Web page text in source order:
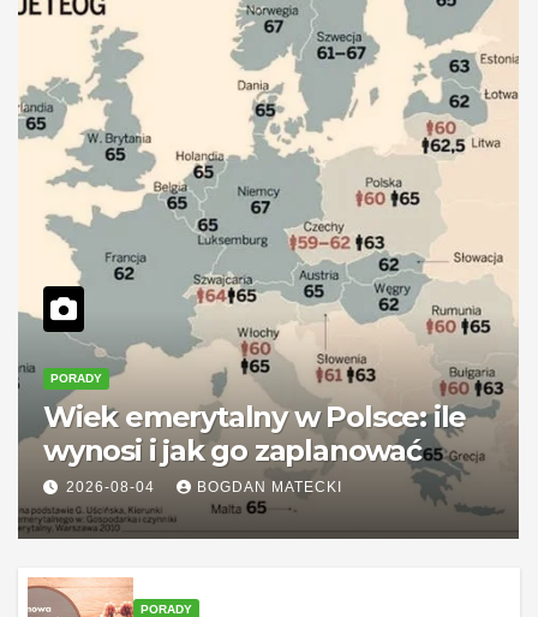
PORADY
Wiek emerytalny w Polsce: ile
wynosi i jak go zaplanować
2026-08-04 BOGDAN MATECKI
PORADY